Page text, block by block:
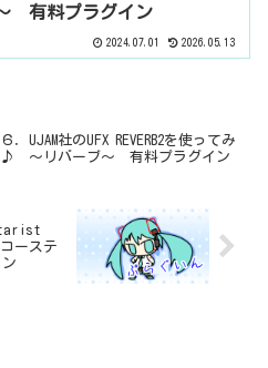
有料プラグイン
2024.07.01 2026.05.13
．UJAM社のUFX REVERB2を使ってみ
♪ ～リバーブ～ 有料プラグイン
ーステ